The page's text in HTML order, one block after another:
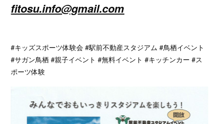
fitosu.info@gmail.com
#キッズスポーツ体験会 #駅前不動産スタジアム #鳥栖イベント
#サガン鳥栖 #親子イベント #無料イベント #キッチンカー #ス
ポーツ体験